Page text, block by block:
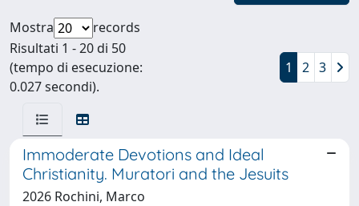
Mostra
records
Risultati 1 - 20 di 50
(tempo di esecuzione:
0.027 secondi).
1 2 3
Immoderate Devotions and Ideal
Christianity. Muratori and the Jesuits
2026 Rochini, Marco